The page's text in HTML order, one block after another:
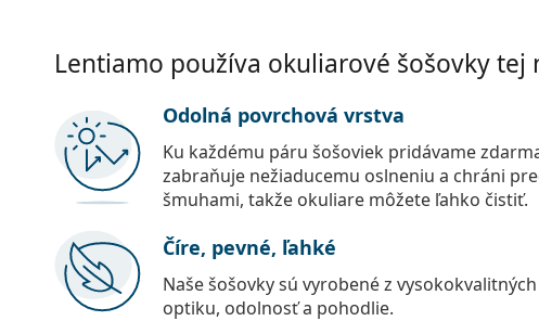
Lentiamo používa okuliarové šošovky tej
Odolná povrchová vrstva
Ku každému páru šošoviek pridávame
zabraňuje nežiaducemu oslneniu a chráni
šmuhami, takže okuliare môžete ľahko čistiť.
Číre, pevné, ľahké
Naše šošovky sú vyrobené z
optiku, odolnosť a pohodlie.